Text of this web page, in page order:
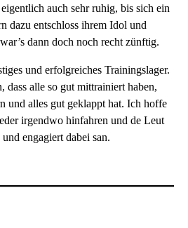
auch sehr ruhig, bis sich ein
dazu entschloss ihrem Idol und
dann doch noch recht zünftig.
und erfolgreiches Trainingslager.
dass alle so gut mittrainiert haben,
und alles gut geklappt hat. Ich hoffe
irgendwo hinfahren und de Leut
engagiert dabei san.